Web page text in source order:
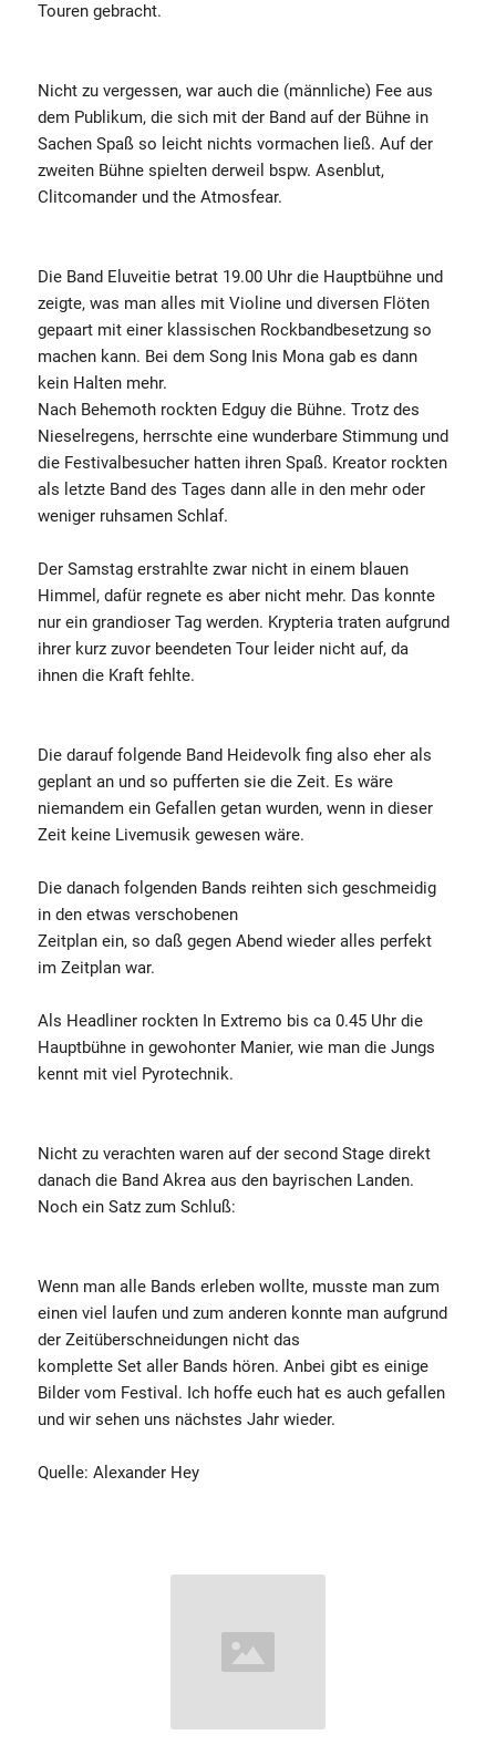
Touren gebracht.
Nicht zu vergessen, war auch die (männliche) Fee aus
dem Publikum, die sich mit der Band auf der Bühne in
Sachen Spaß so leicht nichts vormachen ließ. Auf der
zweiten Bühne spielten derweil bspw. Asenblut,
Clitcomander und the Atmosfear.
Die Band Eluveitie betrat 19.00 Uhr die Hauptbühne und
zeigte, was man alles mit Violine und diversen Flöten
gepaart mit einer klassischen Rockbandbesetzung so
machen kann. Bei dem Song Inis Mona gab es dann
kein Halten mehr.
Nach Behemoth rockten Edguy die Bühne. Trotz des
Nieselregens, herrschte eine wunderbare Stimmung und
die Festivalbesucher hatten ihren Spaß. Kreator rockten
als letzte Band des Tages dann alle in den mehr oder
weniger ruhsamen Schlaf.
Der Samstag erstrahlte zwar nicht in einem blauen
Himmel, dafür regnete es aber nicht mehr. Das konnte
nur ein grandioser Tag werden. Krypteria traten aufgrund
ihrer kurz zuvor beendeten Tour leider nicht auf, da
ihnen die Kraft fehlte.
Die darauf folgende Band Heidevolk fing also eher als
geplant an und so pufferten sie die Zeit. Es wäre
niemandem ein Gefallen getan wurden, wenn in dieser
Zeit keine Livemusik gewesen wäre.
Die danach folgenden Bands reihten sich geschmeidig
in den etwas verschobenen
Zeitplan ein, so daß gegen Abend wieder alles perfekt
im Zeitplan war.
Als Headliner rockten In Extremo bis ca 0.45 Uhr die
Hauptbühne in gewohonter Manier, wie man die Jungs
kennt mit viel Pyrotechnik.
Nicht zu verachten waren auf der second Stage direkt
danach die Band Akrea aus den bayrischen Landen.
Noch ein Satz zum Schluß:
Wenn man alle Bands erleben wollte, musste man zum
einen viel laufen und zum anderen konnte man aufgrund
der Zeitüberschneidungen nicht das
komplette Set aller Bands hören. Anbei gibt es einige
Bilder vom Festival. Ich hoffe euch hat es auch gefallen
und wir sehen uns nächstes Jahr wieder.
Quelle: Alexander Hey